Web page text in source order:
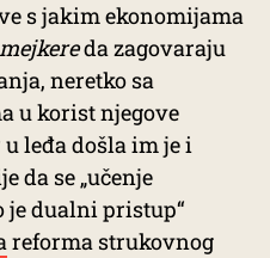
s jakim ekonomijama
da zagovaraju
neretko sa
u korist njegove
leđa došla im je i
da se „učenje
je dualni pristup“
reforma strukovnog